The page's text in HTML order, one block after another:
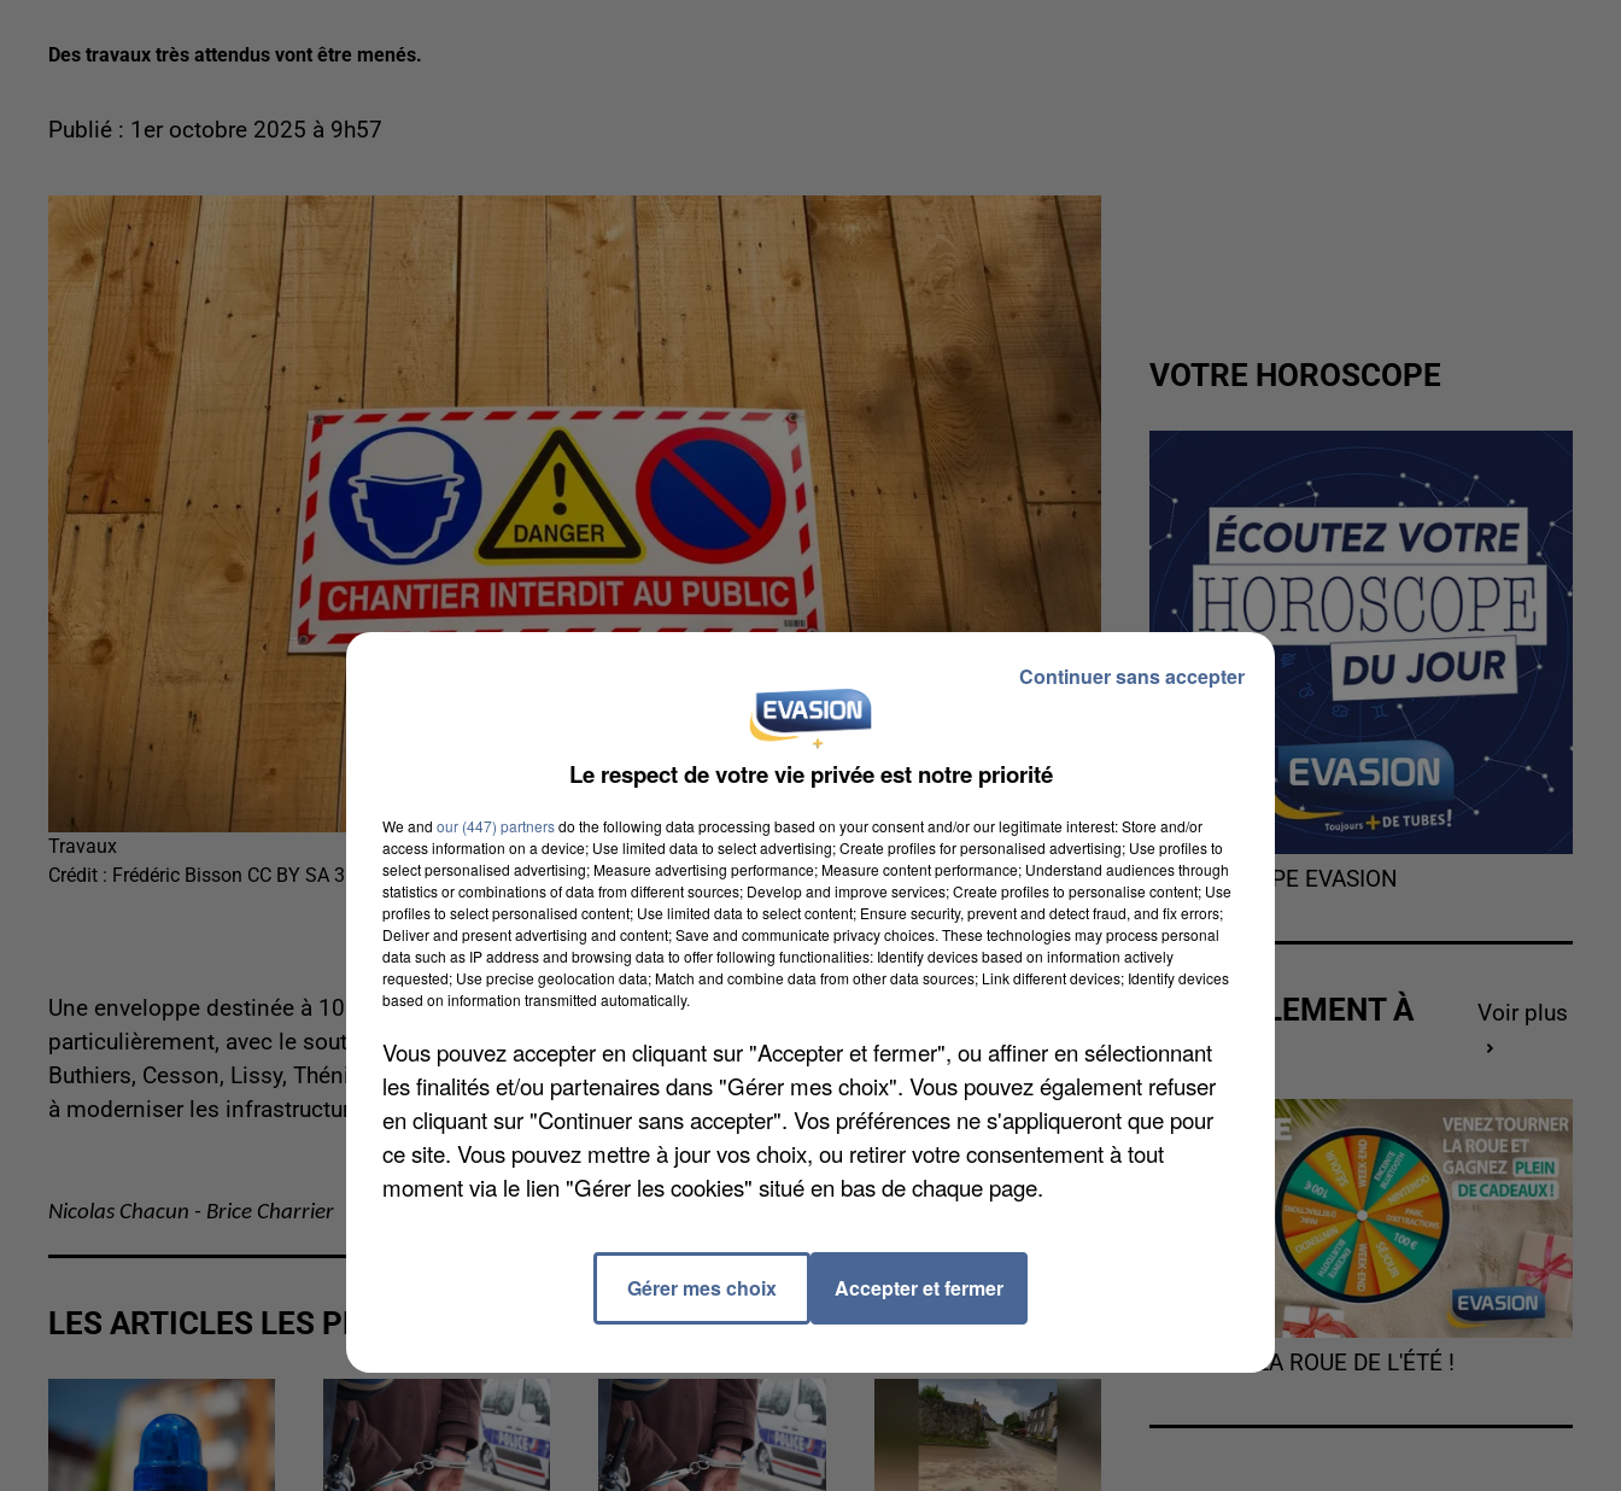
Des travaux très attendus vont être menés.
Publié : 1er octobre 2025 à 9h57
Travaux
Crédit : Frédéric Bisson CC BY SA 3.0
Une enveloppe destinée à 10 villages. Pour la rénovation et l’aménagement de leurs voiries, plus
particulièrement, avec le soutien financier aussi du Département. C’est le cas à Boissettes, Bransles,
Buthiers, Cesson, Lissy, Thénisy et Villeneuve-les-Bordes. Ces travaux, très attendus localement, visent
à moderniser les infrastructures routières et à améliorer la desserte de ces communes.
Nicolas Chacun - Brice Charrier
LES ARTICLES LES PLUS VUS
VOTRE HOROSCOPE
L'HOROSCOPE EVASION
ACTUELLEMENT À
GAGNER
Voir plus
TOURNEZ LA ROUE DE L'ÉTÉ !
Le respect de votre vie privée est notre priorité
We and our (447) partnersdo the following data processing based on your consent and/or our legitimate interest: Store and/or
access information on a device; Use limited data to select advertising; Create profiles for personalised advertising; Use profiles to
select personalised advertising; Measure advertising performance; Measure content performance; Understand audiences through
statistics or combinations of data from different sources; Develop and improve services; Create profiles to personalise content; Use
profiles to select personalised content; Use limited data to select content; Ensure security, prevent and detect fraud, and fix errors;
Deliver and present advertising and content; Save and communicate privacy choices. These technologies may process personal
data such as IP address and browsing data to offer following functionalities: Identify devices based on information actively
requested; Use precise geolocation data; Match and combine data from other data sources; Link different devices; Identify devices
based on information transmitted automatically.
Vous pouvez accepter en cliquant sur "Accepter et fermer", ou affiner en sélectionnant
les finalités et/ou partenaires dans "Gérer mes choix". Vous pouvez également refuser
en cliquant sur "Continuer sans accepter". Vos préférences ne s'appliqueront que pour
ce site. Vous pouvez mettre à jour vos choix, ou retirer votre consentement à tout
moment via le lien "Gérer les cookies" situé en bas de chaque page.
Gérer mes choix Accepter et fermer
Continuer sans accepter